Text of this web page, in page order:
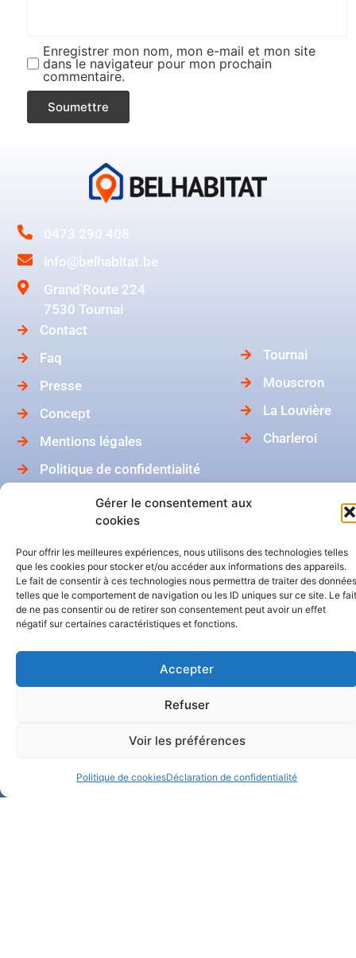
Gérer le consentement aux
cookies
Pour offrir les meilleures expériences, nous utilisons des technologies telles
que les cookies pour stocker et/ou accéder aux informations des appareils.
Le fait de consentir à ces technologies nous permettra de traiter des données
telles que le comportement de navigation ou les ID uniques sur ce site. Le fait
de ne pas consentir ou de retirer son consentement peut avoir un effet
négatif sur certaines caractéristiques et fonctions.
Accepter
Refuser
Voir les préférences
Politique de cookiesDéclaration de confidentialité
Enregistrer mon nom, mon e-mail et mon site
dans le navigateur pour mon prochain
commentaire.
0473 290 408
info@belhabitat.be
Grand'Route 224
7530 Tournai
Tournai
Mouscron
La Louvière
Charleroi
Contact
Faq
Presse
Concept
Mentions légales
Politique de confidentialité
Catalogue BelHabitat
Dans ma boîte mail